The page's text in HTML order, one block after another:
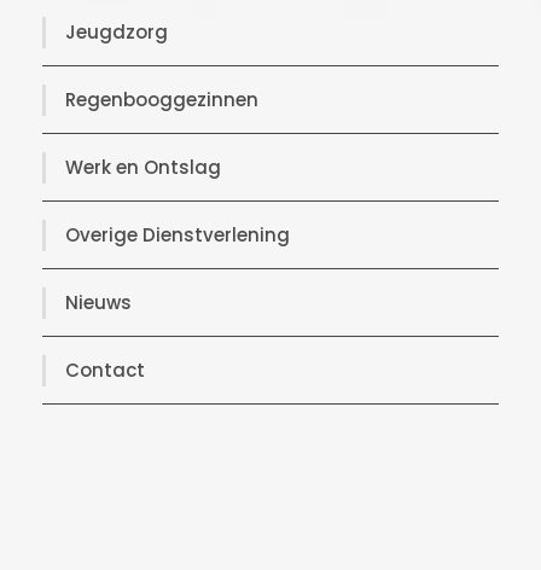
Jeugdzorg
Regenbooggezinnen
Werk en Ontslag
Overige Dienstverlening
Nieuws
Contact